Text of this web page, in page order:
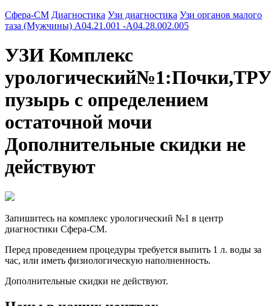
Сфера-СМ Диагностика Узи диагностика Узи органов малого
таза (Мужчины) А04.21.001 -А04.28.002.005
УЗИ Комплекс
пузырь с определением
остаточной мочи
Дополнительные скидки не
действуют
Запишитесь на комплекс урологический №1 в центр
диагностики Сфера-СМ.
Перед проведением процедуры требуется выпить 1 л. воды за
час, или иметь физиологическую наполненность.
Дополнительные скидки не действуют.